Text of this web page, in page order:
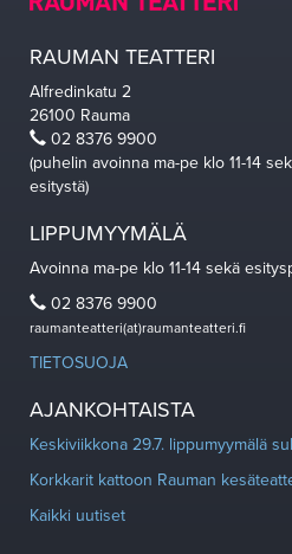
RAUMAN TEATTERI
Alfredinkatu 2
26100 Rauma
02 8376 9900
(puhelin avoinna ma-pe klo 11-14
esitystä)
LIPPUMYYMÄLÄ
Avoinna ma-pe klo 11-14 sekä
02 8376 9900
raumanteatteri(at)raumanteatteri.fi
TIETOSUOJA
AJANKOHTAISTA
Keskiviikkona 29.7. lippumyymälä
Korkkarit kattoon Rauman
Kaikki uutiset